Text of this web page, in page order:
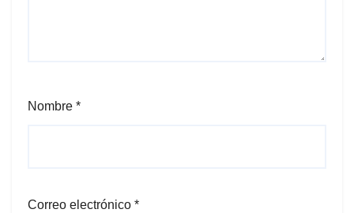
Nombre *
Correo electrónico *